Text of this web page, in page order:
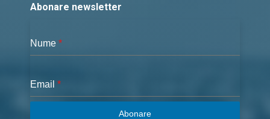
Abonare newsletter
Nume *
Email *
Abonare